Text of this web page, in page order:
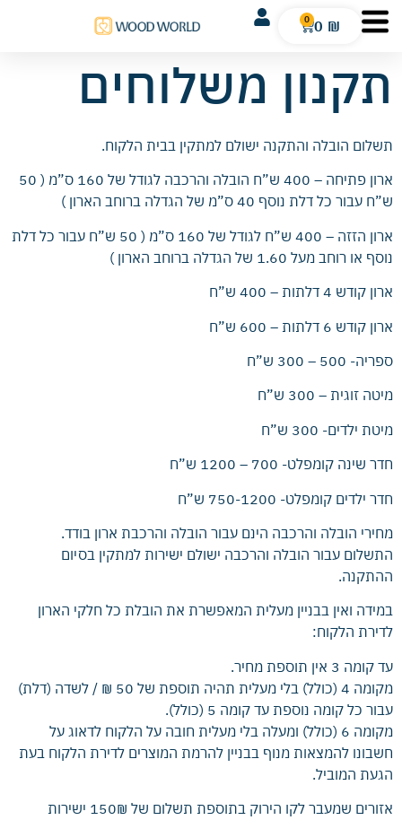
0 ₪
0
תקנון משלוחים
תשלום הובלה והתקנה ישולם למתקין בבית הלקוח.
ארון פתיחה – 400 ש”ח הובלה והרכבה לגודל של 160 ס”מ ( 50
ש”ח עבור כל דלת נוסף 40 ס”מ של הגדלה ברוחב הארון )
ארון הזזה – 400 ש”ח לגודל של 160 ס”מ ( 50 ש”ח עבור כל דלת
נוסף או רוחב מעל 1.60 של הגדלה ברוחב הארון )
ארון קודש 4 דלתות – 400 ש”ח
ארון קודש 6 דלתות – 600 ש”ח
ספריה- 500 – 300 ש”ח
מיטה זוגית – 300 ש”ח
מיטת ילדים- 300 ש”ח
חדר שינה קומפלט- 700 – 1200 ש”ח
חדר ילדים קומפלט- 750-1200 ש”ח
מחירי הובלה והרכבה הינם עבור הובלה והרכבת ארון בודד.
התשלום עבור הובלה והרכבה ישולם ישירות למתקין בסיום
ההתקנה.
במידה ואין בבניין מעלית המאפשרת את הובלת כל חלקי הארון
לדירת הלקוח:
עד קומה 3 אין תוספת מחיר.
מקומה 4 (כולל) בלי מעלית תהיה תוספת של 50 ₪ / לשדה (דלת)
עבור כל קומה נוספת עד קומה 5 (כולל).
מקומה 6 (כולל) ומעלה בלי מעלית חובה על הלקוח לדאוג על
חשבונו להמצאות מנוף בבניין להרמת המוצרים לדירת הלקוח בעת
הגעת המוביל.
אזורים שמעבר לקו הירוק בתוספת תשלום של 150₪ ישירות